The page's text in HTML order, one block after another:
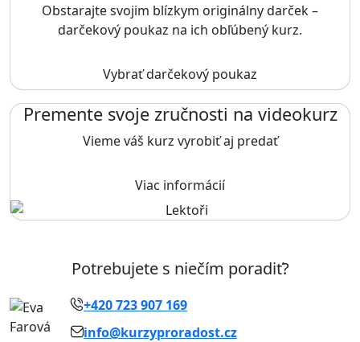
Obstarajte svojim blízkym originálny darček –
darčekový poukaz na ich obľúbený kurz.
Vybrať darčekový poukaz
Premente svoje zručnosti na videokurz
Vieme váš kurz vyrobiť aj predať
Viac informácií
Potrebujete s niečím poradiť?
+420 723 907 169
info@kurzyproradost.cz